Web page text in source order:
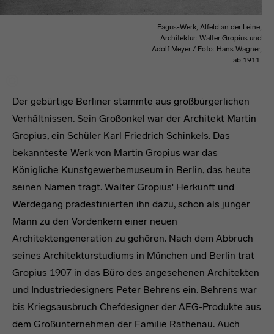
Der gebürtige Berliner stammte aus großbürgerlichen
Verhältnissen. Sein Großonkel war der Architekt Martin
Gropius, ein Schüler Karl Friedrich Schinkels. Das
bekannteste Werk von Martin Gropius war das
Königliche Kunstgewerbemuseum in Berlin, das heute
seinen Namen trägt. Walter Gropius' Herkunft und
Werdegang prädestinierten ihn dazu, schon als junger
Mann zu den Vordenkern einer neuen
Architektengeneration zu gehören. Nach dem Abbruch
seines Architekturstudiums in München und Berlin trat
Gropius 1907 in das Büro des angesehenen Architekten
und Industriedesigners Peter Behrens ein. Behrens war
bis Kriegsausbruch Chefdesigner der AEG-Produkte aus
dem Großunternehmen der Familie Rathenau. Auch
Fagus-Werk, Alfeld an der Leine,
Architektur: Walter Gropius und
Adolf Meyer / Foto: Hans Wagner,
ab 1911.